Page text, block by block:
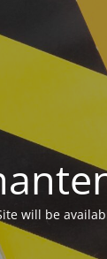
will be